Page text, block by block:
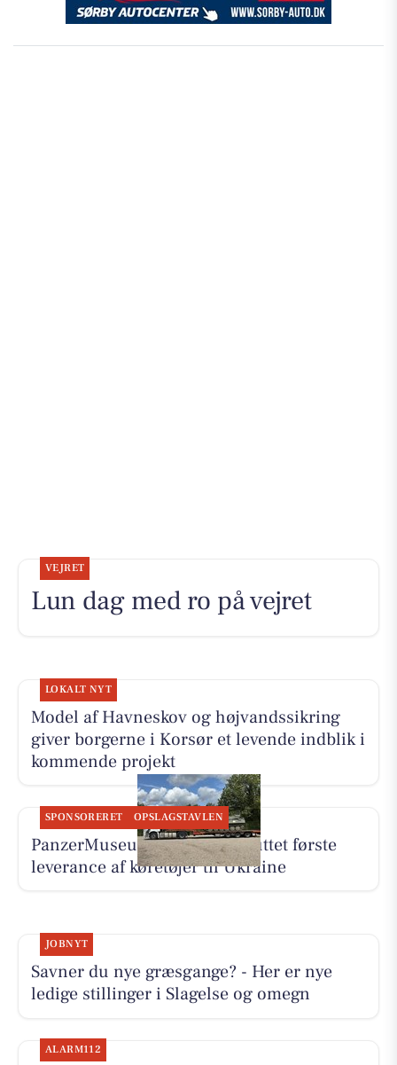
VEJRET
Lun dag med ro på vejret
LOKALT NYT
Model af Havneskov og højvandssikring
giver borgerne i Korsør et levende indblik i
kommende projekt
SPONSORERET OPSLAGSTAVLEN
PanzerMuseum East har afsluttet første
leverance af køretøjer til Ukraine
JOBNYT
Savner du nye græsgange? - Her er nye
ledige stillinger i Slagelse og omegn
ALARM112